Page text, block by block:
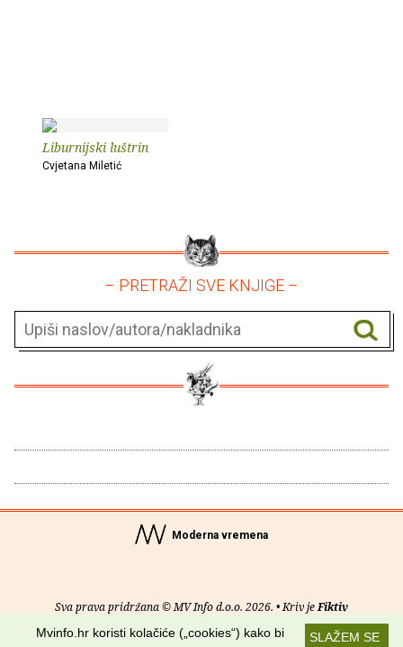
Liburnijski luštrin
Cvjetana Miletić
– PRETRAŽI SVE KNJIGE –
Moderna vremena
Sva prava pridržana © MV Info d.o.o. 2026. • Kriv jeFiktiv
O nama• Pomoć• Uvjeti korištenja•RSS kanaliSLAŽEM SE
Mvinfo.hr koristi kolačiće („cookies“) kako bi